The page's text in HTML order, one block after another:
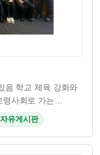
음 학교 체육 강화와
령사회로 가는
절실함 스포츠를
도 운동으로 삶의
자유게시판